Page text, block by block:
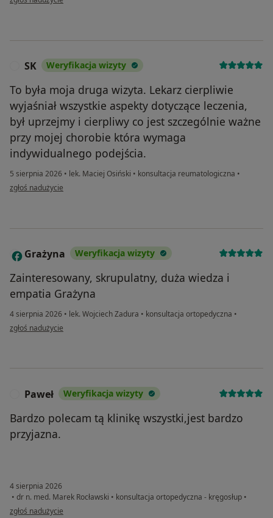
SK Weryfikacja wizyty
To była moja druga wizyta. Lekarz cierpliwie
wyjaśniał wszystkie aspekty dotyczące leczenia,
był uprzejmy i cierpliwy co jest szczególnie ważne
przy mojej chorobie która wymaga
indywidualnego podejścia.
5 sierpnia 2026 • lek. Maciej Osiński • konsultacja reumatologiczna •
w opinii użytkownika SK
zgłoś nadużycie
G Grażyna Weryfikacja wizyty
Zainteresowany, skrupulatny, duża wiedza i
empatia Grażyna
4 sierpnia 2026 • lek. Wojciech Zadura • konsultacja ortopedyczna •
w opinii użytkownika Grażyna
zgłoś nadużycie
Paweł Weryfikacja wizyty
Bardzo polecam tą klinikę wszystki,jest bardzo
przyjazna.
4 sierpnia 2026
• dr n. med. Marek Rocławski • konsultacja ortopedyczna - kręgosłup •
w opinii użytkownika Paweł
zgłoś nadużycie